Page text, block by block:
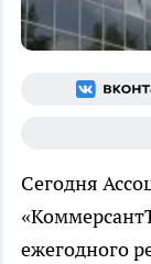
Сегодня
ежегодного